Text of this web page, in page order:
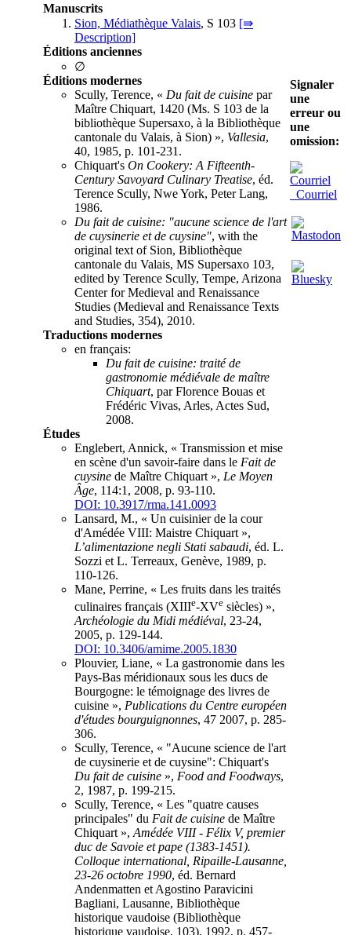
Manuscrits
Sion, Médiathèque Valais, S 103 [⇛
Description]
Éditions anciennes
∅
Éditions modernes
Scully, Terence, « Du fait de cuisine par
Maître Chiquart, 1420 (Ms. S 103 de la
bibliothèque Supersaxo, à la Bibliothèque
cantonale du Valais, à Sion) », Vallesia,
40, 1985, p. 101-231.
Chiquart's On Cookery: A Fifteenth-
Century Savoyard Culinary Treatise, éd.
Terence Scully, Nwe York, Peter Lang,
1986.
Du fait de cuisine: "aucune science de l'art
de cuysinerie et de cuysine", with the
original text of Sion, Bibliothèque
cantonale du Valais, MS Supersaxo 103,
edited by Terence Scully, Tempe, Arizona
Center for Medieval and Renaissance
Studies (Medieval and Renaissance Texts
and Studies, 354), 2010.
Traductions modernes
en français:
Du fait de cuisine: traité de
gastronomie médiévale de maître
Chiquart, par Florence Bouas et
Frédéric Vivas, Arles, Actes Sud,
2008.
Études
Englebert, Annick, « Transmission et mise
en scène d'un savoir-faire dans le Fait de
cuysine de Maître Chiquart », Le Moyen
Âge, 114:1, 2008, p. 93-110.
DOI: 10.3917/rma.141.0093
Lansard, M., « Un cuisinier de la cour
d'Amédée VIII: Maistre Chiquart »,
L’alimentazione negli Stati sabaudi, éd. L.
Sozzi et L. Terreaux, Genève, 1989, p.
110-126.
Mane, Perrine, « Les fruits dans les traités
culinaires français (XIIIe-XVe siècles) »,
Archéologie du Midi médiéval, 23-24,
2005, p. 129-144.
DOI: 10.3406/amime.2005.1830
Plouvier, Liane, « La gastronomie dans les
Pays-Bas méridionaux sous les ducs de
Bourgogne: le témoignage des livres de
cuisine », Publications du Centre européen
d'études bourguignonnes, 47 2007, p. 285-
306.
Scully, Terence, « "Aucune science de l'art
de cuysinerie et de cuysine": Chiquart's
Du fait de cuisine », Food and Foodways,
2, 1987, p. 199-215.
Scully, Terence, « Les "quatre causes
principales" du Fait de cuisine de Maître
Chiquart », Amédée VIII - Félix V, premier
duc de Savoie et pape (1383-1451).
Colloque international, Ripaille-Lausanne,
23-26 octobre 1990, éd. Bernard
Andenmatten et Agostino Paravicini
Bagliani, Lausanne, Bibliothèque
historique vaudoise (Bibliothèque
historique vaudoise, 103), 1992, p. 457-
Signaler
une
erreur ou
une
omission:
Courriel